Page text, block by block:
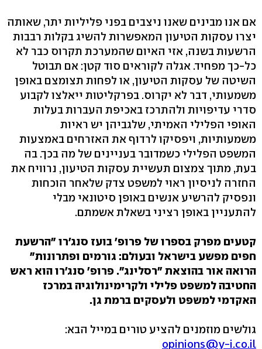
אם אנו מבינים שאנו ניצבים בפני פליליות יתר, שאותה
יצרו עסקות הטיעון המאפשרות להשיג בקלות רבבות
הרשעות בשנה, אזי האיום שהמערכת תקרוס כבר לא
כל-כך מפחיד. אגלה לקוראים סוד קטן: אם תבוטל
השיטה של עסקות הטיעון, או לפחות תצומצם באופן
משמעותי, דבר לא יקרוס. בפרקליטות ייאלצו לקבוע
סדרי עדיפויות ולהתרכז באכיפת העברות בעלות
האופי הפלילי האמיתי, שלגביהן יש ראיות
משמעותיות, ויפסיקו לרדוף את האזרחים באמצעות
המשפט הפלילי כשמדובר בעניינים של מה בכך. בה
בעת, מתוך צמצום תעשיית עסקות הטיעון, נרוויח את
החזרה לניסיון ראוי למשפט צדק שלאחר הוכחות
ונפסיק להרשיע אנשים באופן סיטונאי מבלי
להתעניין באופן רציני בשאלת אשמתם.
קטעים מפרק בספרו של פרופ' בועז סנג'רו "הרשעת
חפים מפשע בישראל ובעולם: גורמים ופתרונות"
הרואה אור בהוצאת "רסלינג". פרופ' סנג'רוהוא ראש
החטיבה למשפט פלילי ולקרימינולוגיה במרכז
האקדמי למשפט ולעסקים ברמת גן.
גולשים מוזמנים להציע טורים במייל הבא:
opinions@y-i.co.il